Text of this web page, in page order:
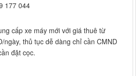
177 044
cấp xe máy mới với giá thuê từ
ngày, thủ tục dễ dàng chỉ cần CMND
đặt cọc.